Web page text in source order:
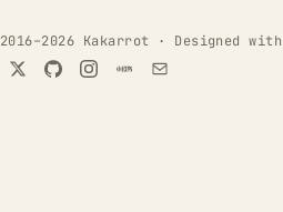
2016–2026 Kakarrot · Designed with